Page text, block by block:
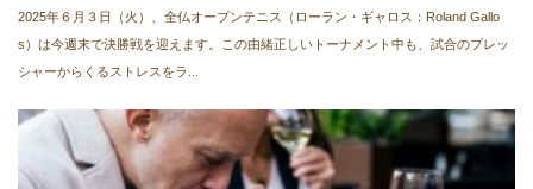
2025年６月３日（火）、全仏オープンテニス（ローラン・ギャロス：Roland Gallo
s）は今週末で決勝戦を迎えます。この由緒正しいトーナメント中も、試合のプレッ
シャーからくるストレスをラ...